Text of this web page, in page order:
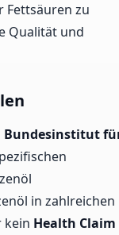
Fettsäuren zu
Qualität und
Bundesinstitut
in zahlreichen
kein Health Claim